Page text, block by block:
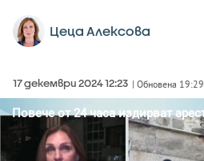
Цеца Алексова
17 декември 2024 12:23 | Обновена 19:29